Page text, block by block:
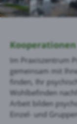
Kooperationen
Im Praxiszentrum
gemeinsam mit
finden, Ihr
Wohlbefinden
Arbeit bilden
Einzel- und